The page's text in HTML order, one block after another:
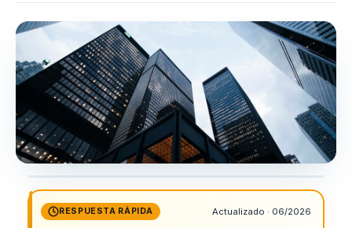
RESPUESTA RÁPIDA Actualizado · 06/2026